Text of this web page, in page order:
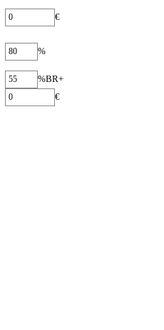
€
%
%BR+
€